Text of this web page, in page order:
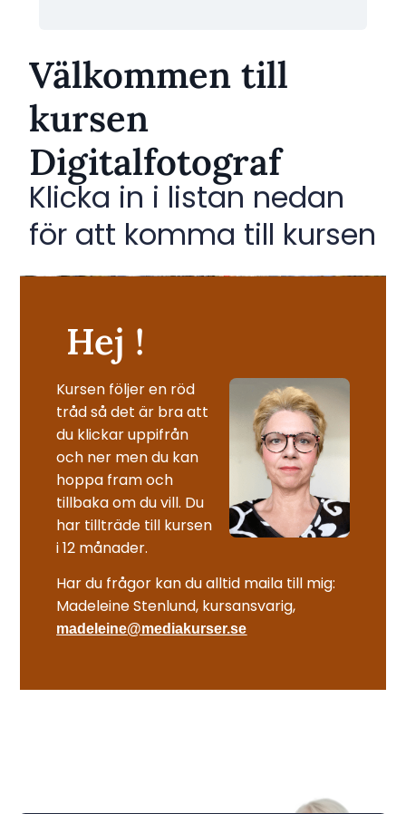
Välkommen till
kursen
Digitalfotograf
Klicka in i listan nedan
för att komma till kursen
Hej !
Kursen följer en röd
tråd så det är bra att
du klickar uppifrån
och ner men du kan
hoppa fram och
tillbaka om du vill. Du
har tillträde till kursen
i 12 månader.
Har du frågor kan du alltid maila till mig:
Madeleine Stenlund, kursansvarig,
madeleine@mediakurser.se